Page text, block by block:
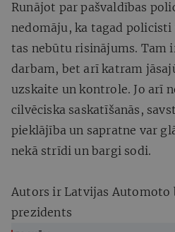
Runājot par pašvaldības
nedomāju, ka tagad
tas nebūtu risinājums. Tam
darbam, bet arī katram
uzskaite un kontrole. Jo arī
cilvēciska saskatīšanās,
pieklājība un sapratne var
nekā strīdi un bargi sodi.
Autors ir Latvijas Automoto
prezidents